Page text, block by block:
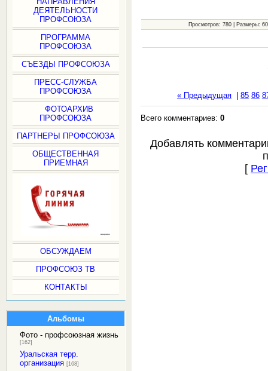
ДЕЯТЕЛЬНОСТИ
ПРОФСОЮЗА
ПРОГРАММА
ПРОФСОЮЗА
СЪЕЗДЫ ПРОФСОЮЗА
ПРЕСС-СЛУЖБА
ПРОФСОЮЗА
ФОТОАРХИВ
ПРОФСОЮЗА
ПАРТНЕРЫ ПРОФСОЮЗА
ОБЩЕСТВЕННАЯ
ПРИЕМНАЯ
ОБСУЖДАЕМ
ПРОФСОЮЗ ТВ
КОНТАКТЫ
Альбомы
Фото - профсоюзная жизнь
[162]
Уральская терр.
организация [168]
Просмотров: 780 | Размеры:
« Предыдущая| 85 86
Всего комментариев:0
Добавлять
[